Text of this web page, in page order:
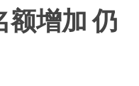
额增加 仍